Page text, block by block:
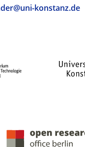
konstanz.de